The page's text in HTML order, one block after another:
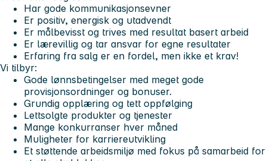
Har gode kommunikasjonsevner
Er positiv, energisk og utadvendt
Er målbevisst og trives med resultat basert arbeid
Er lærevillig og tar ansvar for egne resultater
Erfaring fra salg er en fordel, men ikke et krav!
Vi tilbyr:
Gode lønnsbetingelser med meget gode
provisjonsordninger og bonuser.
Grundig opplæring og tett oppfølging
Lettsolgte produkter og tjenester
Mange konkurranser hver måned
Muligheter for karriereutvikling
Et støttende arbeidsmiljø med fokus på samarbeid for